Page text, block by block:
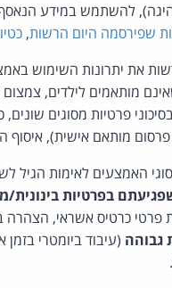
להשתמש במידע
שפירסמה היום הרשות,
מותאמים לילדים,
פרטיות מסוגים
מותאם אישית), איסוף
האמצעים לאימות הגיל
בפרטיות בינונית/
פרטי כרטיס אשראי, הצהרה
גבוהה (עיבוד ביומטרי